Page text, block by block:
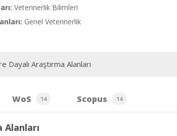
Veterinerlik Bilimleri
Genel Veterinerlik
Dayalı Araştırma Alanları
WoS 14 Scopus 14
Alanları